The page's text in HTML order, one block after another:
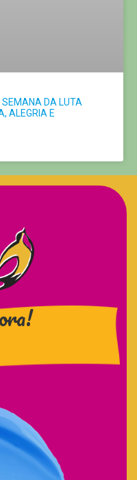
SEMANA DA LUTA
ALEGRIA E